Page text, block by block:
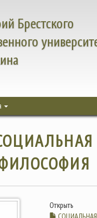
Брестского
Открыть